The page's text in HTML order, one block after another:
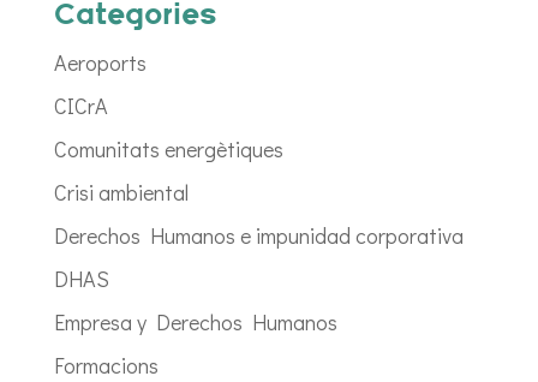
Categories
Aeroports
CICrA
Comunitats energètiques
Crisi ambiental
Derechos Humanos e impunidad corporativa
DHAS
Empresa y Derechos Humanos
Formacions